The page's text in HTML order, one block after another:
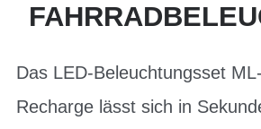
Das LED-Beleuchtungsset
Recharge lässt sich in